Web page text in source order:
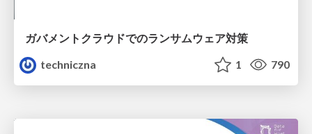
ガバメントクラウドでのランサムウェア対策
techniczna
1 790